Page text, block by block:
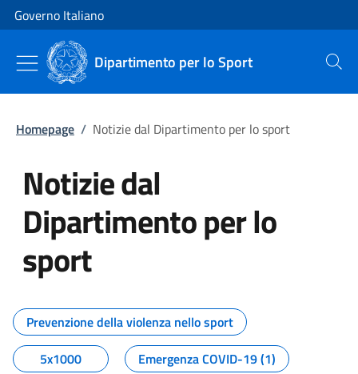
Vai al contenuto
Vai alla navigazione del sito
Governo Italiano
Dipartimento per lo Sport Cerca
Homepage / Notizie dal Dipartimento per lo sport
Notizie dal
Dipartimento per lo
sport
Tutti i contenuti della pagina
Prevenzione della violenza nello sport
5x1000
Emergenza COVID-19 (1)